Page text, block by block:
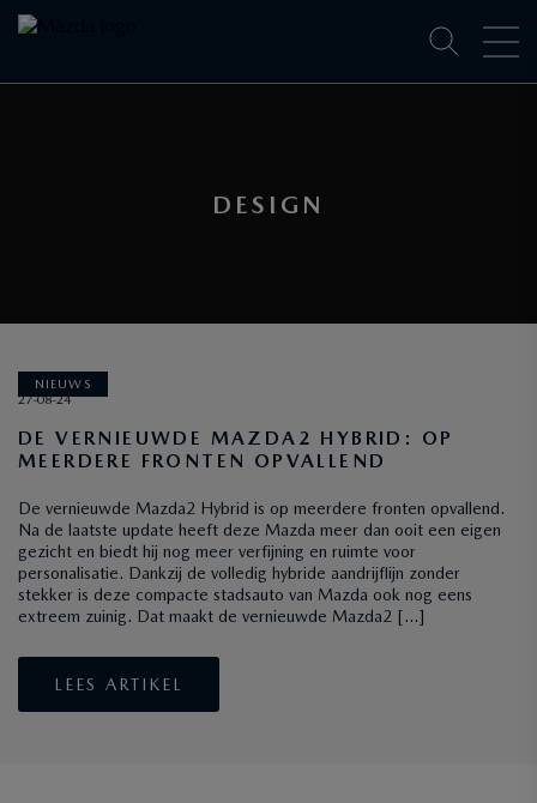
DESIGN
NIEUWS
27-08-24
DE VERNIEUWDE MAZDA2 HYBRID: OP
MEERDERE FRONTEN OPVALLEND
De vernieuwde Mazda2 Hybrid is op meerdere fronten opvallend.
Na de laatste update heeft deze Mazda meer dan ooit een eigen
gezicht en biedt hij nog meer verfijning en ruimte voor
personalisatie. Dankzij de volledig hybride aandrijflijn zonder
stekker is deze compacte stadsauto van Mazda ook nog eens
extreem zuinig. Dat maakt de vernieuwde Mazda2 […]
LEES ARTIKEL